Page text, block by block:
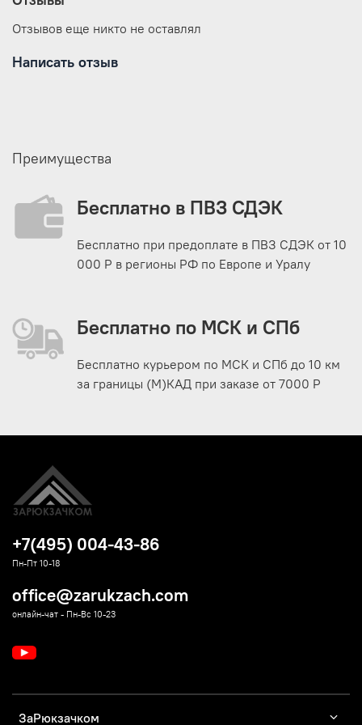
Отзывов еще никто не оставлял
Написать отзыв
Преимущества
Бесплатно в ПВЗ СДЭК
Бесплатно при предоплате в ПВЗ СДЭК от 10
000 Р в регионы РФ по Европе и Уралу
Бесплатно по МСК и СПб
Бесплатно курьером по МСК и СПб до 10 км
за границы (М)КАД при заказе от 7000 Р
ЗаРюкзачком
+7(495) 004-43-86
Пн-Пт 10-18
office@zarukzach.com
онлайн-чат - Пн-Вс 10-23